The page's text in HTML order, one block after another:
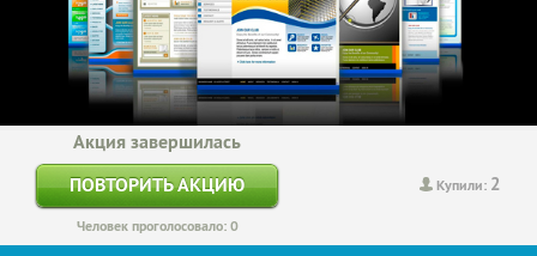
Купили: 2
Акция завершилась
ПОВТОРИТЬ АКЦИЮ
Человек проголосовало: 0